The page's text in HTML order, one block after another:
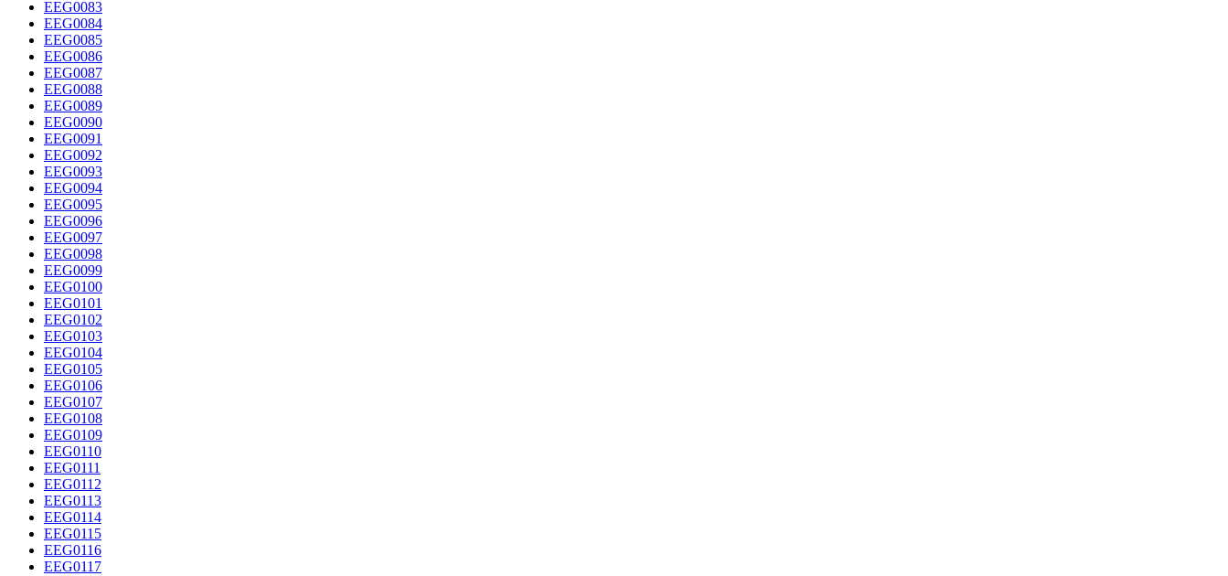
EEG0083
EEG0084
EEG0085
EEG0086
EEG0087
EEG0088
EEG0089
EEG0090
EEG0091
EEG0092
EEG0093
EEG0094
EEG0095
EEG0096
EEG0097
EEG0098
EEG0099
EEG0100
EEG0101
EEG0102
EEG0103
EEG0104
EEG0105
EEG0106
EEG0107
EEG0108
EEG0109
EEG0110
EEG0111
EEG0112
EEG0113
EEG0114
EEG0115
EEG0116
EEG0117